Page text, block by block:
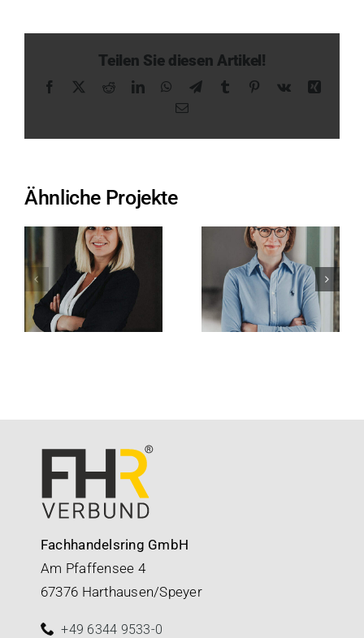
Teilen Sie diesen Artikel!
Facebook RedditLinkedInWhatsApp
TelegramTumblr Pinterest
Vk
Xing
E-
Ähnliche Projekte
Annett Dienst
Fachhandelsring GmbH
Am Pfaffensee 4
67376 Harthausen/Speyer
+49 6344 9533-0